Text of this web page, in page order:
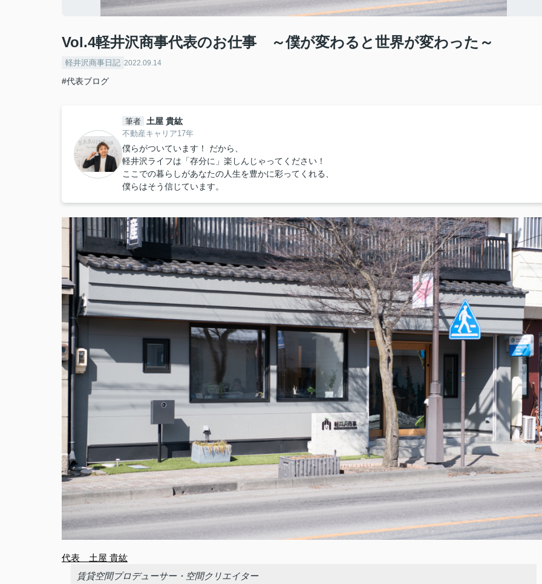
Vol.4軽井沢商事代表のお仕事 ～僕が変わると世界が変わった～
軽井沢商事日記 2022.09.14
#代表ブログ
筆者 土屋 貴紘
不動産キャリア17年
僕らがついています！ だから、
軽井沢ライフは「存分に」楽しんじゃってください！
ここでの暮らしがあなたの人生を豊かに彩ってくれる、
僕らはそう信じています。
代表　土屋 貴紘
賃貸空間プロデューサー・空間クリエイター